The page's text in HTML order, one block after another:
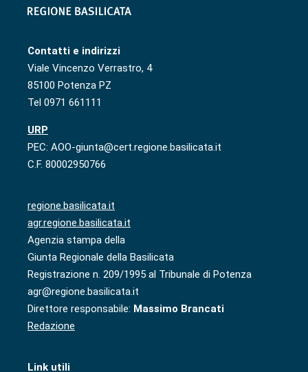
Contatti e indirizzi
Viale Vincenzo Verrastro, 4
85100 Potenza PZ
Tel 0971 661111
URP
PEC: AOO-giunta@cert.regione.basilicata.it
C.F. 80002950766
regione.basilicata.it
agr.regione.basilicata.it
Agenzia stampa della
Giunta Regionale della Basilicata
Registrazione n. 209/1995 al Tribunale di Potenza
agr@regione.basilicata.it
Direttore responsabile: Massimo Brancati
Redazione
Link utili